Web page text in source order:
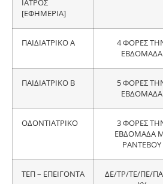
ΙΑΤΡΟΣ
[ΕΦΗΜΕΡΙΑ]
ΠΑΙΔΙΑΤΡΙΚΟ Α
4 ΦΟΡΕΣ
ΕΒΔΟΜΑΔΑ
ΠΑΙΔΙΑΤΡΙΚΟ Β
5 ΦΟΡΕΣ
ΕΒΔΟΜΑΔΑ
ΟΔΟΝΤΙΑΤΡΙΚΟ
3 ΦΟΡΕΣ
ΕΒΔΟΜΑΔΑ
ΡΑΝΤΕΒΟΥ
ΤΕΠ – ΕΠΕΙΓΟΝΤΑ
ΔΕ/ΤΡ/ΤΕ/ΠΕ/